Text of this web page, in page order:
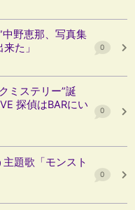
中野恵那、写真集
た」
0
ミステリー”誕
探偵はBARにい
0
題歌「モンスト
0